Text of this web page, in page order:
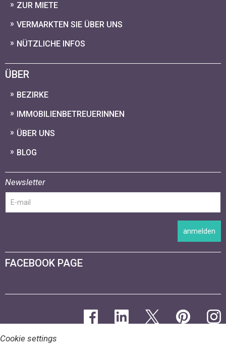
ZUR MIETE
VERMARKTEN SIE ÜBER UNS
NÜTZLICHE INFOS
ÜBER
BEZIRKE
IMMOBILIENBETREUERINNEN
ÜBER UNS
BLOG
Newsletter
anmelden
FACEBOOK PAGE
Cookie settings